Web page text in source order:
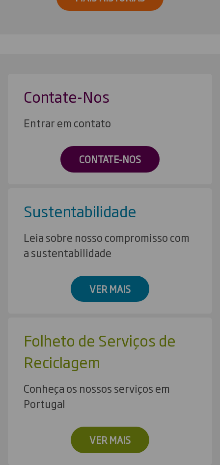
Contate-Nos
Entrar em contato
CONTATE-NOS
Sustentabilidade
Leia sobre nosso compromisso com
a sustentabilidade
VER MAIS
Folheto de Serviços de
Reciclagem
Conheça os nossos serviços em
Portugal
VER MAIS